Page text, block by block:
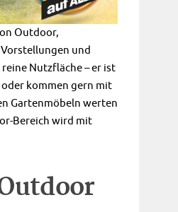
Outdoor,
und
Nutzfläche – er ist
kommen gern mit
Gartenmöbeln werten
Bereich wird mit